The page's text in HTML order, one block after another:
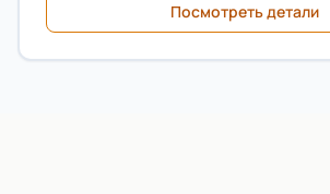
Посмотреть детали